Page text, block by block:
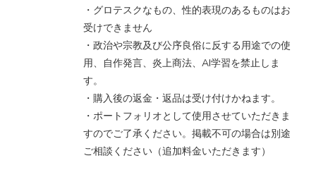
・グロテスクなもの、性的表現のあるものはお
受けできません
・政治や宗教及び公序良俗に反する用途での使
用、自作発言、炎上商法、AI学習を禁止しま
す。
・購入後の返金・返品は受け付けかねます。
・ポートフォリオとして使用させていただきま
すのでご了承ください。掲載不可の場合は別途
ご相談ください（追加料金いただきます）